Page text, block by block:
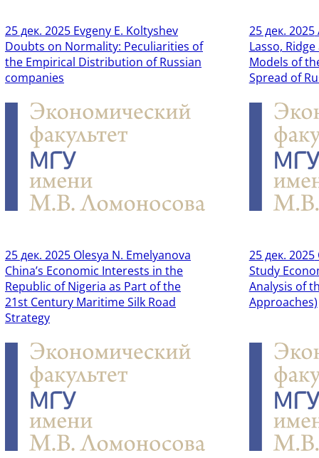
25 дек. 2025 Evgeny E. Koltyshev
Doubts on Normality: Peculiarities of
the Empirical Distribution of Russian
companies
25 дек. 2025
Lasso,
Models of
Spread of
25 дек. 2025 Olesya N. Emelyanova
China’s Economic Interests in the
Republic of Nigeria as Part of the
21st Century Maritime Silk Road
Strategy
25 дек. 2025
Study
Analysis of
Approaches)